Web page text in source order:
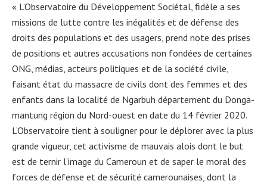
« L’Observatoire du Développement Sociétal, fidèle a ses
missions de lutte contre les inégalités et de défense des
droits des populations et des usagers, prend note des prises
de positions et autres accusations non fondées de certaines
ONG, médias, acteurs politiques et de la société civile,
faisant état du massacre de civils dont des femmes et des
enfants dans la localité de Ngarbuh département du Donga-
mantung région du Nord-ouest en date du 14 février 2020.
L’Observatoire tient à souligner pour le déplorer avec la plus
grande vigueur, cet activisme de mauvais alois dont le but
est de ternir l’image du Cameroun et de saper le moral des
forces de défense et de sécurité camerounaises, dont la